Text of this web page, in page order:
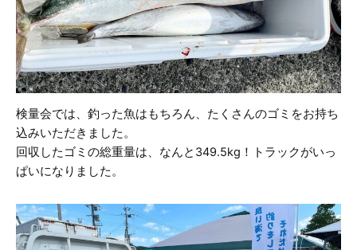
検量会では、釣った魚はもちろん、たくさんのゴミをお持ち
込みいただきました。
回収したゴミの総重量は、なんと349.5kg！トラックがいっ
ぱいになりました。